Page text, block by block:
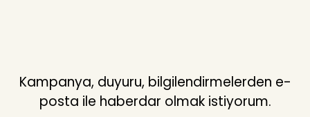
Kampanya, duyuru, bilgilendirmelerden e-
posta ile haberdar olmak istiyorum.